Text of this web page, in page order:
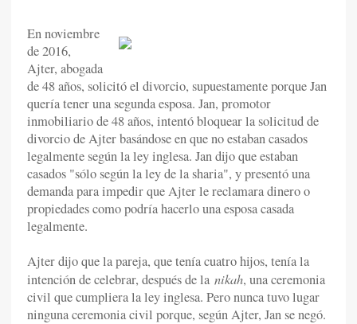
En noviembre
de 2016,
Ajter, abogada
de 48 años, solicitó el divorcio, supuestamente porque Jan
quería tener una segunda esposa. Jan, promotor
inmobiliario de 48 años, intentó bloquear la solicitud de
divorcio de Ajter basándose en que no estaban casados
legalmente según la ley inglesa. Jan dijo que estaban
casados "sólo según la ley de la sharia", y presentó una
demanda para impedir que Ajter le reclamara dinero o
propiedades como podría hacerlo una esposa casada
legalmente.
Ajter dijo que la pareja, que tenía cuatro hijos, tenía la
intención de celebrar, después de la nikah, una ceremonia
civil que cumpliera la ley inglesa. Pero nunca tuvo lugar
ninguna ceremonia civil porque, según Ajter, Jan se negó.